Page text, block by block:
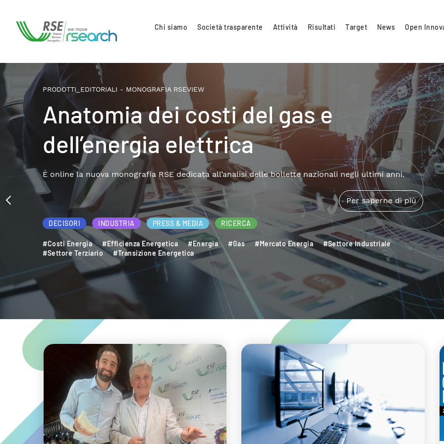
Chi siamo Società trasparente Attività Risultati Target News Open
PRODOTTI_EDITORIALI - MONOGRAFIA RSEVIEW
Il terziario privato nella transizione
energetica: patrimonio edilizio,
consumi e soluzioni
Disponibile online la nuova monografia RSE che approfondisce i temi della riqualificazione
energetica e della sostenibilità aziendale.
Per saperne di
DECISORI INDUSTRIA PRESS & MEDIA
#Efficienza Energetica #Settore Industriale
#Settore Terziario
#Sostenibilità Ambientale
#Sviluppo Sostenibile #Transizione Energetica